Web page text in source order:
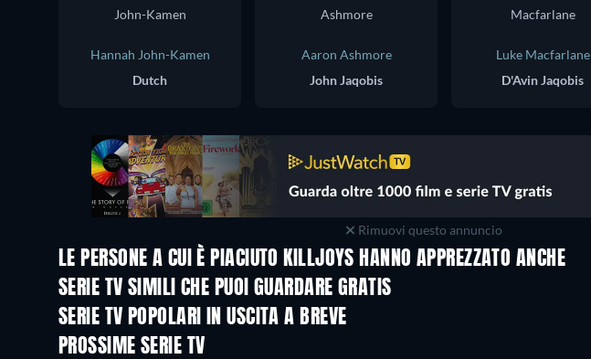
Hannah John-Kamen
Dutch
Aaron Ashmore
John Jaqobis
Luke Macfarlane
D'Avin Jaqobis
Rimuovi questo annuncio
LE PERSONE A CUI È PIACIUTO KILLJOYS HANNO APPREZZATO ANCHE
TV TV
SERIE TV SIMILI CHE PUOI GUARDARE GRATIS
TV TV
SERIE TV POPOLARI IN USCITA A BREVE
TV
PROSSIME SERIE TV
Stagione 2